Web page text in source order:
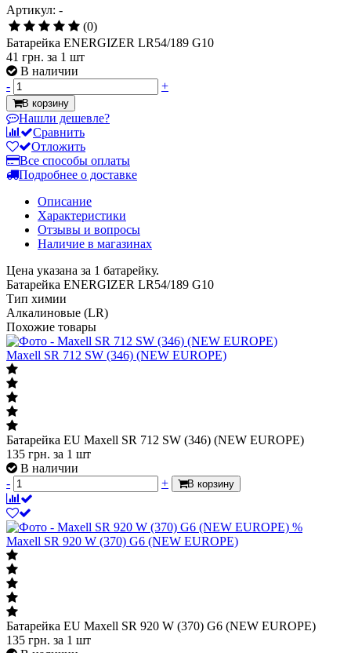
Артикул: -
(0)
Батарейка ENERGIZER LR54/189 G10
41 грн. за 1 шт
В наличии
-
+
В корзину
Нашли дешевле?
Сравнить
Отложить
Все способы оплаты
Подробнее о доставке
Описание
Характеристики
Отзывы и вопросы
Наличие в магазинах
Цена указана за 1 батарейку.
Батарейка ENERGIZER LR54/189 G10
Тип химии
Алкалиновые (LR)
Похожие товары
Maxell SR 712 SW (346) (NEW EUROPE)
Батарейка EU Maxell SR 712 SW (346) (NEW EUROPE)
135 грн. за 1 шт
В наличии
-
+ В корзину
%
Maxell SR 920 W (370) G6 (NEW EUROPE)
Батарейка EU Maxell SR 920 W (370) G6 (NEW EUROPE)
135 грн. за 1 шт